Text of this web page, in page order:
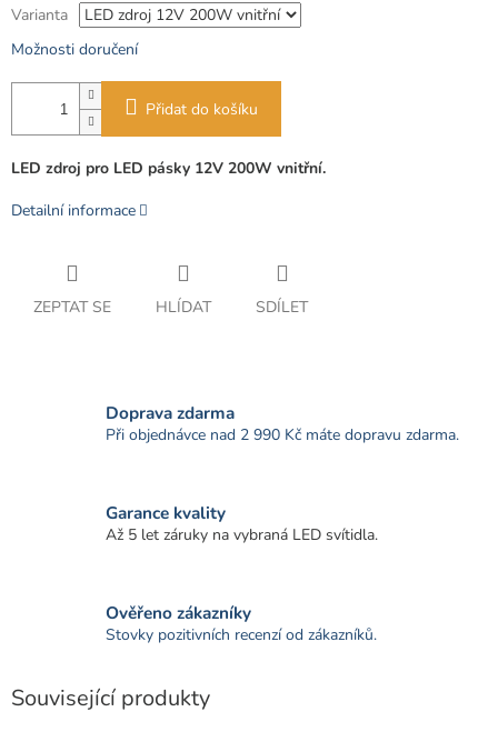
Varianta
Možnosti doručení
Přidat do košíku
LED zdroj pro LED pásky 12V 200W vnitřní.
Detailní informace
ZEPTAT SE HLÍDAT SDÍLET
Doprava zdarma
Při objednávce nad 2 990 Kč máte dopravu zdarma.
Garance kvality
Až 5 let záruky na vybraná LED svítidla.
Ověřeno zákazníky
Stovky pozitivních recenzí od zákazníků.
Související produkty